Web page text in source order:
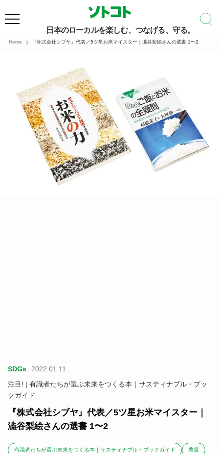
日本のローカルを楽しむ、つなげる、守る。
Home 『株式会社シブヤ』代表／5ツ星お米マイスター｜澁谷梨絵さんの選書 1〜2
SDGs
2022.01.11
注目! | 有識者たちが選ぶ未来をつくる本｜サスティナブル・ブッ
クガイド
『株式会社シブヤ』代表／5ツ星お米マイスター｜
澁谷梨絵さんの選書 1〜2
有識者たちが選ぶ未来をつくる本｜サスティナブル・ブックガイド 農度